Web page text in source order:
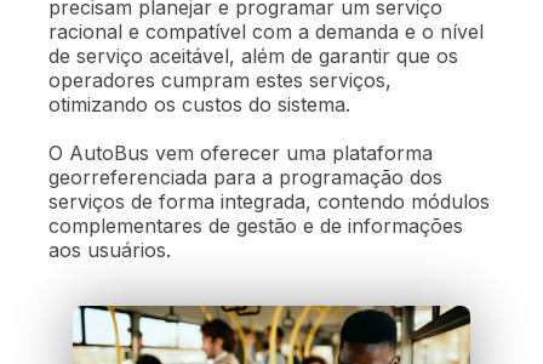
precisam planejar e programar um serviço
racional e compatível com a demanda e o nível
de serviço aceitável, além de garantir que os
operadores cumpram estes serviços,
otimizando os custos do sistema.
O AutoBus vem oferecer uma plataforma
georreferenciada para a programação dos
serviços de forma integrada, contendo módulos
complementares de gestão e de informações
aos usuários.